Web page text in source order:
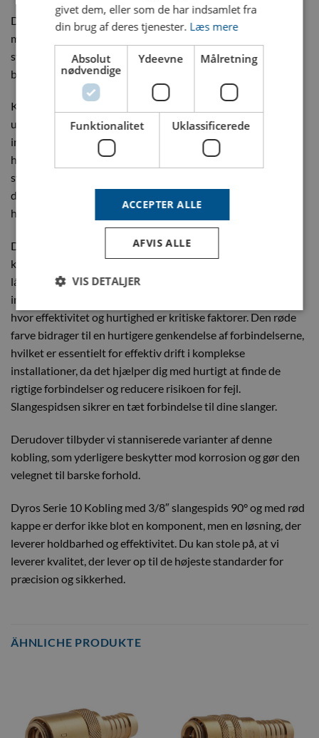
Den røde farve fungerer ikke blot som en visuel indikator,
men hjælper også med hurtig identifikation i komplekse
systemer, hvilket gør denne kobling til et populært valg
blandt fagfolk som dig.
Konstruktionen af koblingen sikrer, at den kan modstå de
udfordrende forhold, der findes i industrielle miljøer. Den
indbyggede ventil holder forbindelserne tætte, selv under
højt tryk, hvilket er afgørende for at forhindre lækager i
systemer. For dig, der har specifikke behov, tilbyder vi også
denne kobling uden ventil, så du kan vælge den mest
hensigtsmæssige løsning til dine installationsscenarier.
Designet af vores koblinger gør det muligt for dig at betjene
koblingen med én hånd, takket være den automatiske
låseordning, der aktiveres ved nedpressning. Denne
innovative funktion er især nyttig i hektiske arbejdsmiljøer,
hvor effektivitet og hurtighed er kritiske faktorer. Den røde
farve bidrager til en hurtigere genkendelse af forbindelserne,
hvilket er essentielt for effektiv drift i komplekse
installationer, da det hjælper dig med hurtigt at finde de
rigtige forbindelser og reducere risikoen for fejl.
Slangespidsen sikrer en tæt forbindelse til dine slanger.
Derudover tilbyder vi stanniserede varianter af denne
kobling, som yderligere beskytter mod korrosion og gør den
velegnet til barske forhold.
Dyros Serie 10 Kobling med 3/8″ slangespids 90° og med rød
kappe er derfor ikke blot en komponent, men en løsning, der
leverer holdbarhed og effektivitet. Du kan stole på, at vi
leverer kvalitet, der lever op til de højeste standarder for
præcision og sikkerhed.
ÄHNLICHE PRODUKTE
givet dem, eller som de har indsamlet fra
din brug af deres tjenester. Læs mere
Absolut
nødvendige
Ydeevne Målretning
Funktionalitet Uklassificerede
ACCEPTER ALLE
AFVIS ALLE
VIS DETALJER